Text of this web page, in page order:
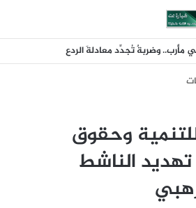
وضربةٌ تُجدِّد معادلةَ الردع
وحقوق
الناشط